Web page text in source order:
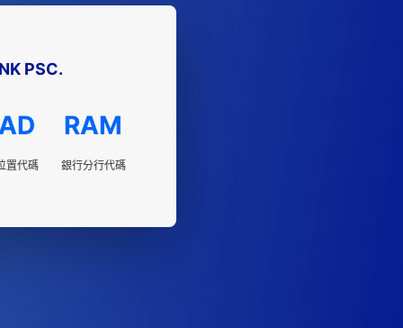
PSC.
置代碼
RAM
銀行分行代碼